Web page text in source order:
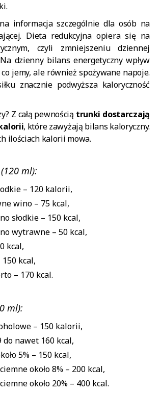
informacja szczególnie dla osób na
Dieta redukcyjna opiera się na
czyli zmniejszeniu dziennej
dzienny bilans energetyczny wpływ
jemy, ale również spożywane napoje.
znacznie podwyższa kaloryczność
Z całą pewnością trunki dostarczają
, które zawyżają bilans kaloryczny.
ilościach kalorii mowa.
ml):
– 120 kalorii,
wino – 75 kcal,
słodkie – 150 kcal,
wytrawne – 50 kcal,
kcal,
kcal,
– 170 kcal.
ml):
– 150 kalorii,
do nawet 160 kcal,
5% – 150 kcal,
około 8% – 200 kcal,
około 20% – 400 kcal.